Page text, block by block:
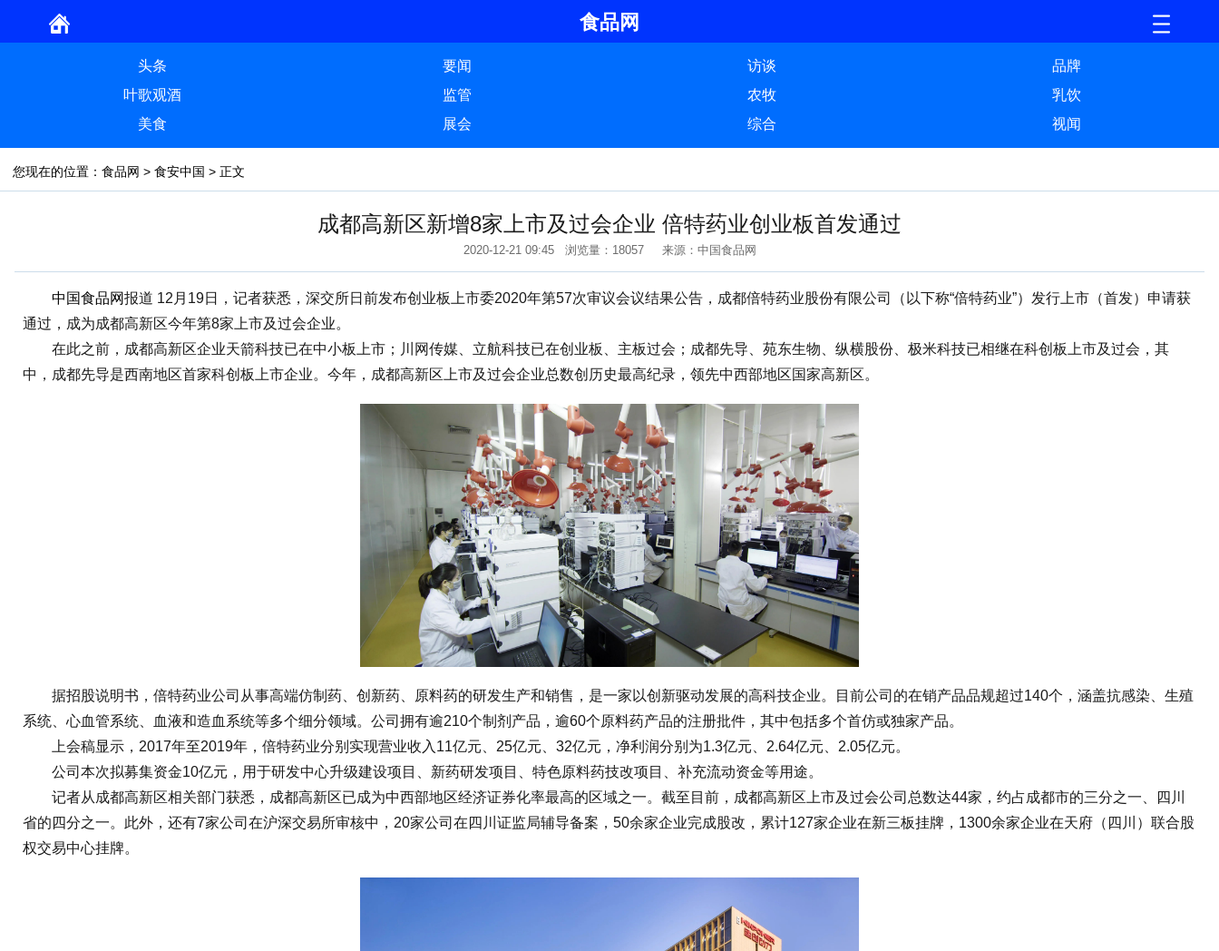
食品网
头条 要闻 访谈
品牌
叶歌观酒
监管 农牧
乳饮
美食
展会 综合 视闻
您现在的位置： 食品网 > 食安中国 > 正文
成都高新区新增8家上市及过会企业 倍特药业创业板首发通过
2020-12-21 09:45 浏览量：18057 来源：中国食品网
中国食品网报道 12月19日，记者获悉，深交所日前发布创业板上市委2020年第57次审议会议结果公告，成都倍特药业股份有限公司（以下称“倍特药业”）发行上市（首发）申请获
通过，成为成都高新区今年第8家上市及过会企业。
在此之前，成都高新区企业天箭科技已在中小板上市；川网传媒、立航科技已在创业板、主板过会；成都先导、苑东生物、纵横股份、极米科技已相继在科创板上市及过会，其
中，成都先导是西南地区首家科创板上市企业。今年，成都高新区上市及过会企业总数创历史最高纪录，领先中西部地区国家高新区。
据招股说明书，倍特药业公司从事高端仿制药、创新药、原料药的研发生产和销售，是一家以创新驱动发展的高科技企业。目前公司的在销产品品规超过140个，涵盖抗感染、生殖
系统、心血管系统、血液和造血系统等多个细分领域。公司拥有逾210个制剂产品，逾60个原料药产品的注册批件，其中包括多个首仿或独家产品。
上会稿显示，2017年至2019年，倍特药业分别实现营业收入11亿元、25亿元、32亿元，净利润分别为1.3亿元、2.64亿元、2.05亿元。
公司本次拟募集资金10亿元，用于研发中心升级建设项目、新药研发项目、特色原料药技改项目、补充流动资金等用途。
记者从成都高新区相关部门获悉，成都高新区已成为中西部地区经济证券化率最高的区域之一。截至目前，成都高新区上市及过会公司总数达44家，约占成都市的三分之一、四川
省的四分之一。此外，还有7家公司在沪深交易所审核中，20家公司在四川证监局辅导备案，50余家企业完成股改，累计127家企业在新三板挂牌，1300余家企业在天府（四川）联合股
权交易中心挂牌。